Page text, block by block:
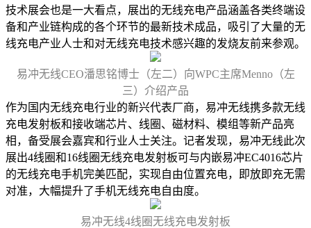
技术展会也是一大看点，展出的无线充电产品涵盖各类终端设
备和产业链构成的各个环节的最新技术成品，吸引了大量的无
线充电产业人士和对无线充电技术感兴趣的发烧友前来参观。
易冲无线CEO潘思铭博士（左二）向WPC主席Menno（左
三）介绍产品
作为国内无线充电行业的新兴代表厂商，易冲无线携多款无线
充电发射板和接收端芯片、线圈、磁材料、模组等新产品亮
相，备受展会嘉宾和行业人士关注。记者发现，易冲无线此次
展出4线圈和16线圈无线充电发射板可与内嵌易冲EC4016芯片
的无线充电手机完美匹配，实现自由位置充电，即放即充无需
对准，大幅提升了手机无线充电自由度。
易冲无线4线圈无线充电发射板